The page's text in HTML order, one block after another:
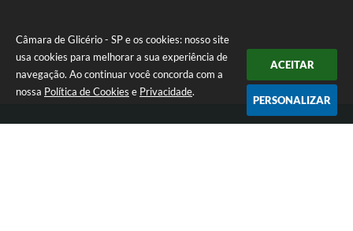
Câmara de Glicério - SP e os cookies: nosso site
usa cookies para melhorar a sua experiência de
navegação. Ao continuar você concorda com a
nossa Política de Cookies e Privacidade.
ACEITAR
PERSONALIZAR